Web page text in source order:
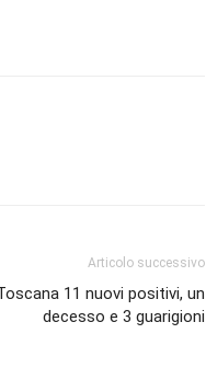
Articolo successivo
11 nuovi positivi, un
decesso e 3 guarigioni